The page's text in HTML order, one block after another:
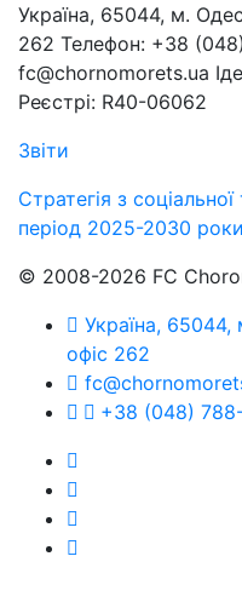
Україна, 65044, м.
262 Телефон: +38
fc@chornomorets.ua
Реєстрі: R40-06062
Звіти
Стратегія з соціальної
період 2025-2030 роки
© 2008-2026 FC
Україна,
офіс 262
+38 (048)